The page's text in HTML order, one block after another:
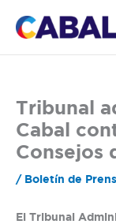
Tribunal
Cabal
Consejos
/ Boletín de
El Tribunal